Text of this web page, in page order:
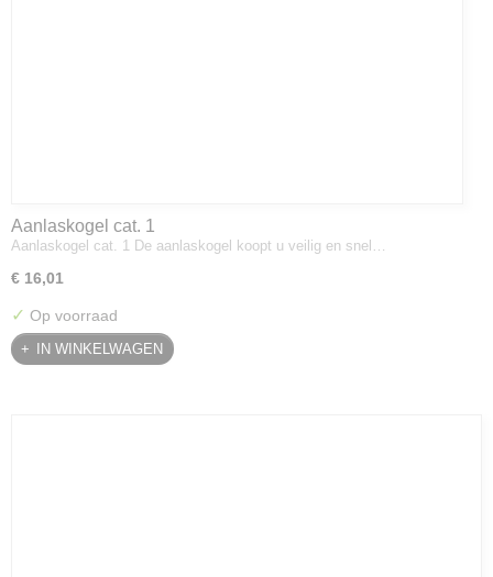
Aanlaskogel cat. 1
Aanlaskogel cat. 1 De aanlaskogel koopt u veilig en snel…
€ 16,01
✓ Op voorraad
IN WINKELWAGEN